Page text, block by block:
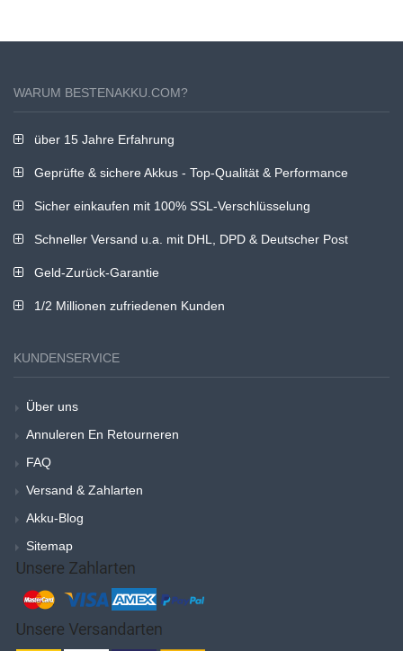
WARUM BESTENAKKU.COM?
über 15 Jahre Erfahrung
Geprüfte & sichere Akkus - Top-Qualität & Performance
Sicher einkaufen mit 100% SSL-Verschlüsselung
Schneller Versand u.a. mit DHL, DPD & Deutscher Post
Geld-Zurück-Garantie
1/2 Millionen zufriedenen Kunden
KUNDENSERVICE
Über uns
Annuleren En Retourneren
FAQ
Versand & Zahlarten
Akku-Blog
Sitemap